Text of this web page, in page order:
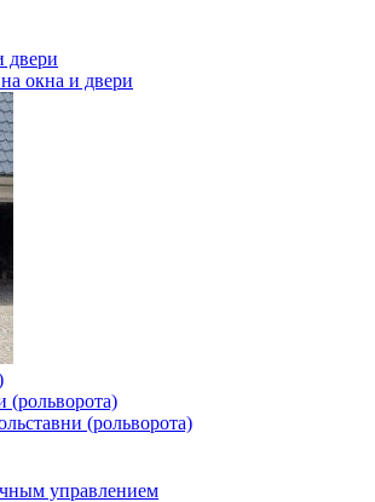
двери
окна и двери
(рольворота)
(рольворота)
управлением